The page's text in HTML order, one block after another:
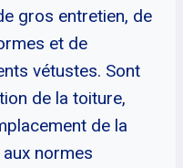
gros entretien, de
et de
vétustes. Sont
de la toiture,
de la
normes